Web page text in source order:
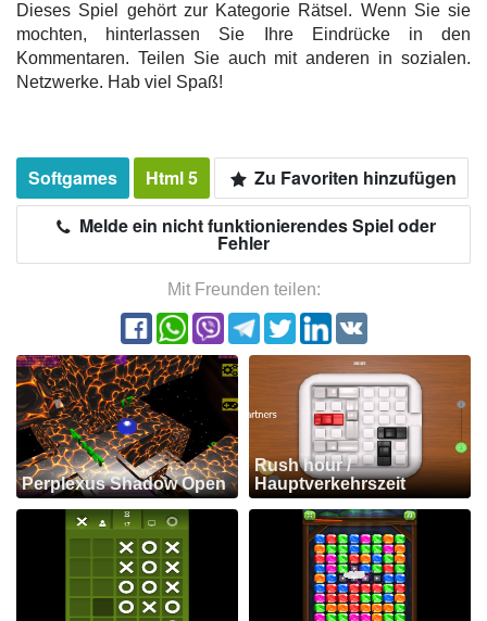
Dieses Spiel gehört zur Kategorie Rätsel. Wenn Sie sie
mochten, hinterlassen Sie Ihre Eindrücke in den
Kommentaren. Teilen Sie auch mit anderen in sozialen.
Netzwerke. Hab viel Spaß!
Softgames Html 5
Zu Favoriten hinzufügen
Melde ein nicht funktionierendes Spiel oder
Fehler
Mit Freunden teilen:
Perplexus Shadow Open
Rush hour /
Hauptverkehrszeit